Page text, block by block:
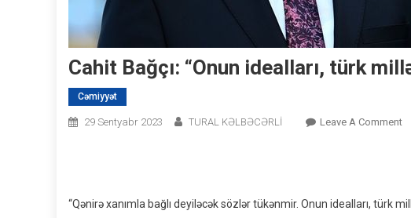
Cahit Bağçı: “Onun idealları, türk
Cəmiyyət
29 Sentyabr 2023 TURAL KƏLBƏCƏRLİ Leave A CommentOn
“Qənirə xanımla bağlı deyiləcək sözlər tükənmir. Onun idealları, türk